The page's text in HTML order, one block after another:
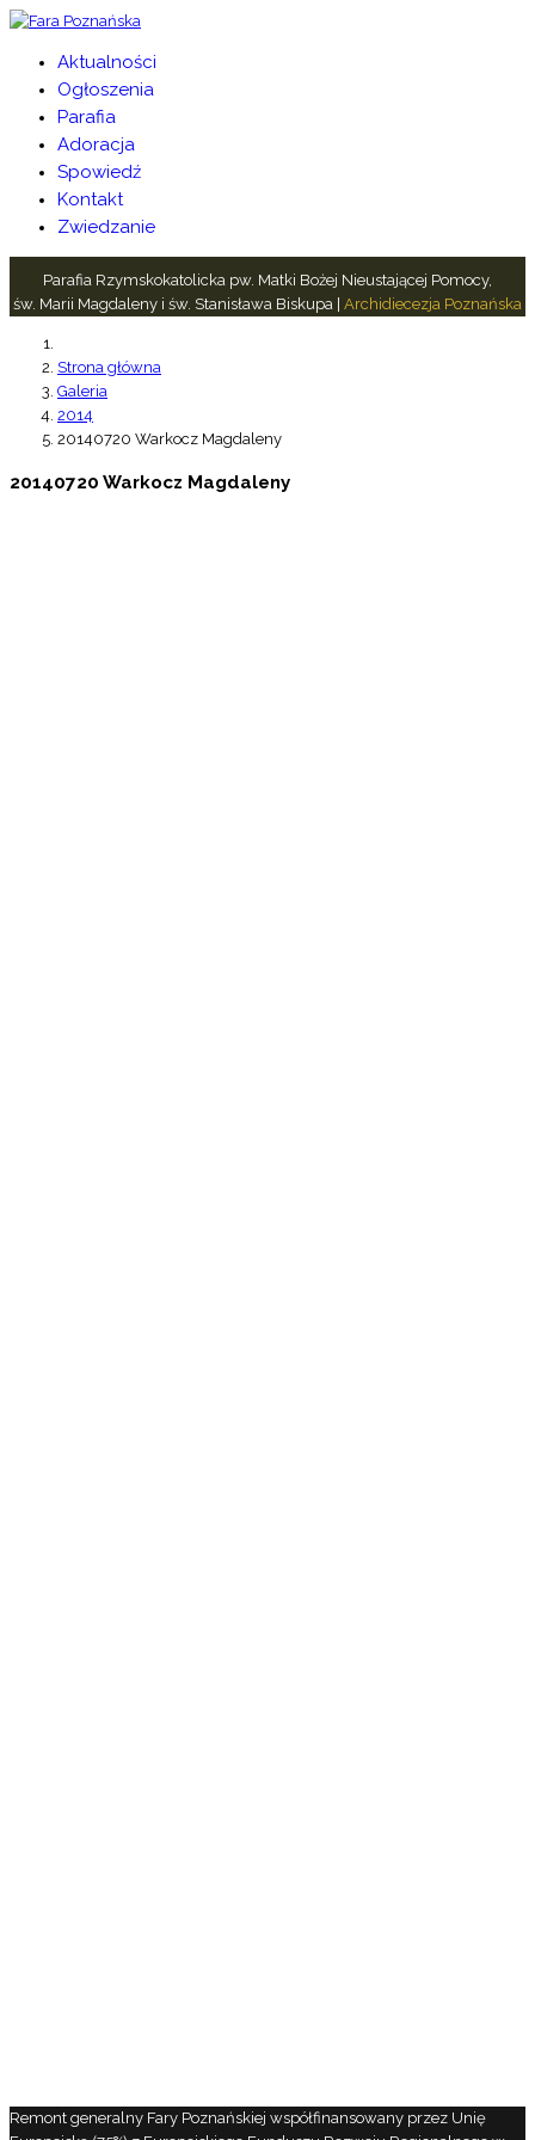
Aktualności
Ogłoszenia
Parafia
Adoracja
Spowiedź
Kontakt
Zwiedzanie
Parafia Rzymskokatolicka pw. Matki Bożej Nieustającej Pomocy,
św. Marii Magdaleny i św. Stanisława Biskupa | Archidiecezja Poznańska
Strona główna
Galeria
2014
20140720 Warkocz Magdaleny
20140720 Warkocz Magdaleny
Remont generalny Fary Poznańskiej współfinansowany przez Unię